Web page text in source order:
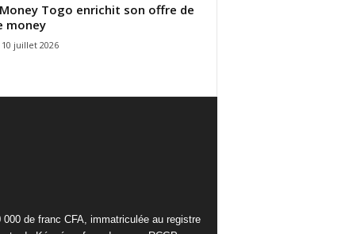
Togo enrichit son offre de
money
10 juillet 2026
de franc CFA, immatriculée au registre